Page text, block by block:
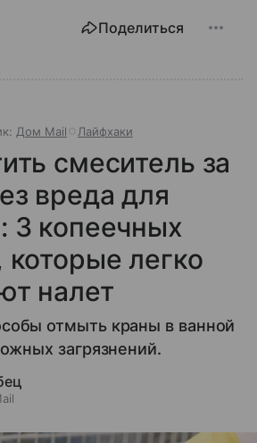
Поделиться
Дом Mail Лайфхаки
смеситель за
вреда для
3 копеечных
которые легко
налет
отмыть краны в ванной
загрязнений.